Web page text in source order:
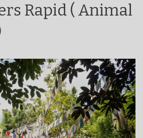
Rapid ( Animal